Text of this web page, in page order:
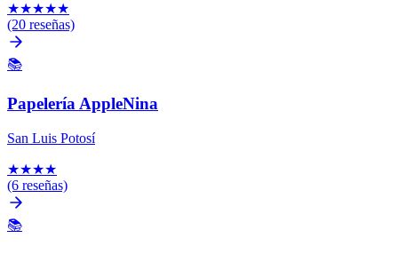
★★★★★
(20 reseñas)
📚
Papelería AppleNina
San Luis Potosí
★★★★
(6 reseñas)
📚